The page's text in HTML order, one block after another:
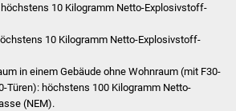
Kirchen
10 Kilogramm Netto-Explosivstoff-
10 Kilogramm Netto-Explosivstoff-
in einem Gebäude ohne Wohnraum (mit F30-
Türen): höchstens 100 Kilogramm Netto-
(NEM).